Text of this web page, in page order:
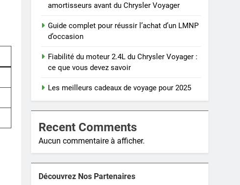
amortisseurs avant du Chrysler Voyager
Guide complet pour réussir l’achat d’un LMNP
d’occasion
Fiabilité du moteur 2.4L du Chrysler Voyager :
ce que vous devez savoir
Les meilleurs cadeaux de voyage pour 2025
Recent Comments
Aucun commentaire à afficher.
Découvrez Nos Partenaires